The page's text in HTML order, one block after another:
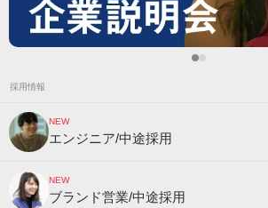
採用情報
NEW
エンジニア/中途採用
NEW
ブランド営業/中途採用